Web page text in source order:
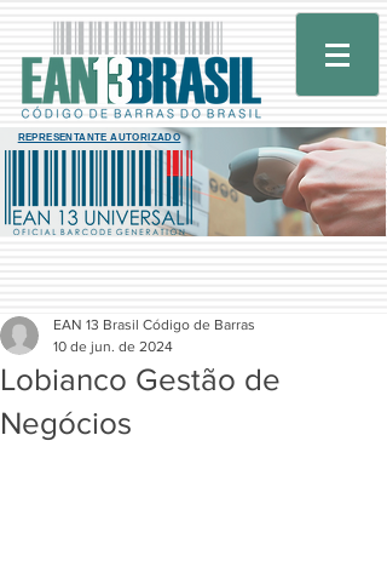
REPRESENTANTE AUTORIZADO
Lobianco Gestão de
Negócios
EAN 13 Brasil Código de Barras
10 de jun. de 2024